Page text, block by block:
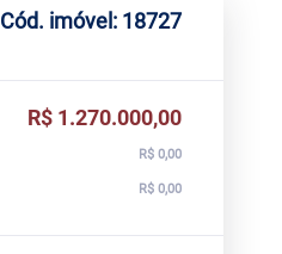
Cód. imóvel: 18727
R$ 1.270.000,00
R$ 0,00
R$ 0,00